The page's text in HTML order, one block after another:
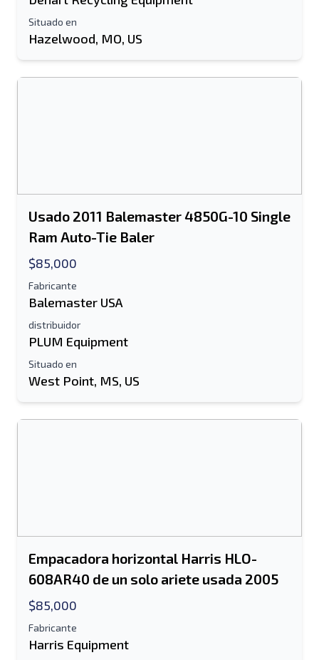
Enviar
Situado en
Hazelwood, MO, US
Usado 2011 Balemaster 4850G-10 Single
Ram Auto-Tie Baler
$85,000
Fabricante
Balemaster USA
distribuidor
PLUM Equipment
Situado en
West Point, MS, US
Empacadora horizontal Harris HLO-
608AR40 de un solo ariete usada 2005
$85,000
Fabricante
Harris Equipment
Información Adicional